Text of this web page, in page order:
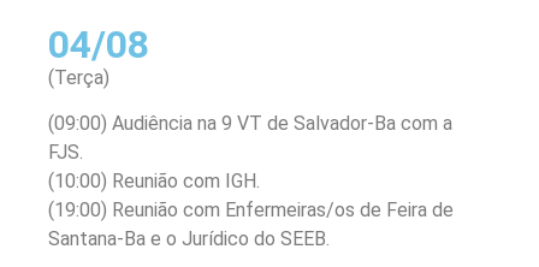
04/08
(Terça)
(09:00) Audiência na 9 VT de Salvador-Ba com a
FJS.
(10:00) Reunião com IGH.
(19:00) Reunião com Enfermeiras/os de Feira de
Santana-Ba e o Jurídico do SEEB.